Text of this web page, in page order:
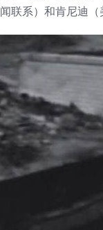
联系）和肯尼迪